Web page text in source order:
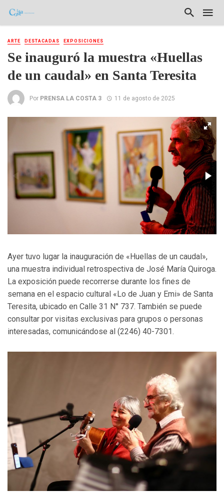
ARTE DESTACADAS EXPOSICIONES
Se inauguró la muestra «Huellas
de un caudal» en Santa Teresita
Por PRENSA LA COSTA 3 11 de agosto de 2025
Ayer tuvo lugar la inauguración de «Huellas de un caudal»,
una muestra individual retrospectiva de José María Quiroga.
La exposición puede recorrerse durante los fines de
semana en el espacio cultural «Lo de Juan y Emi» de Santa
Teresita, ubicado en Calle 31 N° 737. También se puede
consultar por visitas exclusivas para grupos o personas
interesadas, comunicándose al (2246) 40-7301.